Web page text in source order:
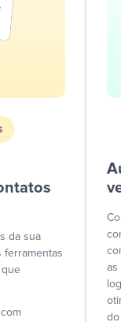
da sua
ferramentas
que
as
do